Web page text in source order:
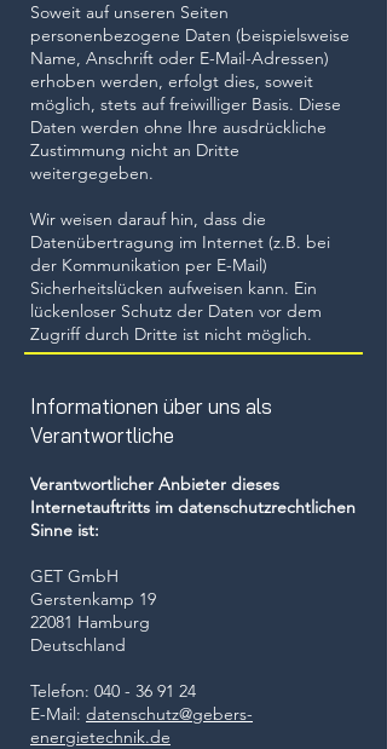
Soweit auf unseren Seiten
personenbezogene Daten (beispielsweise
Name, Anschrift oder E-Mail-Adressen)
erhoben werden, erfolgt dies, soweit
möglich, stets auf freiwilliger Basis. Diese
Daten werden ohne Ihre ausdrückliche
Zustimmung nicht an Dritte
weitergegeben.​​
Wir weisen darauf hin, dass die
Datenübertragung im Internet (z.B. bei
der Kommunikation per E-Mail)
Sicherheitslücken aufweisen kann. Ein
lückenloser Schutz der Daten vor dem
Zugriff durch Dritte ist nicht möglich.
Informationen über uns als
Verantwortliche
Verantwortlicher Anbieter dieses
Internetauftritts im datenschutzrechtlichen
Sinne ist:
​GET GmbH
Gerstenkamp 19
22081 Hamburg
Deutschland
Telefon: 040 - 36 91 24
E-Mail: datenschutz@gebers-
energietechnik.de